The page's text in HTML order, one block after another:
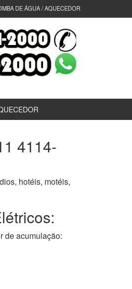
DE ÁGUA / AQUECEDOR
4114-
hotéis, motéis,
de acumulação: